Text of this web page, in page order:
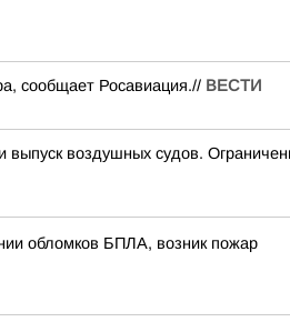
сообщает Росавиация.// ВЕСТИ
воздушных судов.
обломков БПЛА, возник пожар